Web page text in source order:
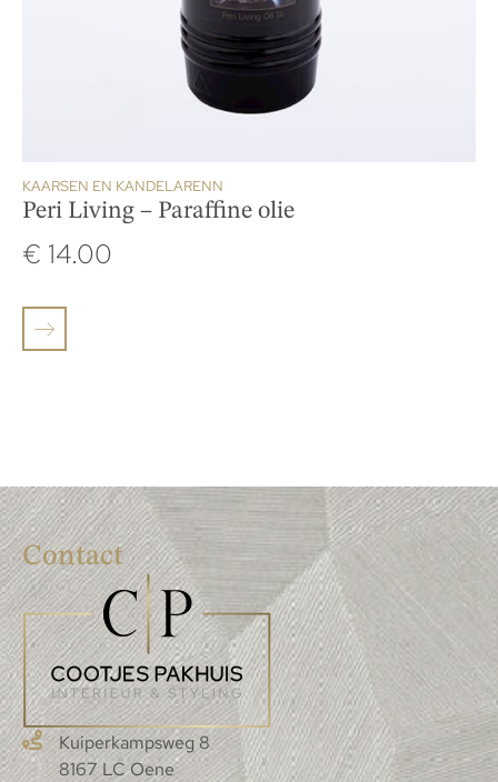
KAARSEN EN KANDELARENN
Peri Living – Paraffine olie
€ 14.00
Contact
Kuiperkampsweg 8
8167 LC Oene